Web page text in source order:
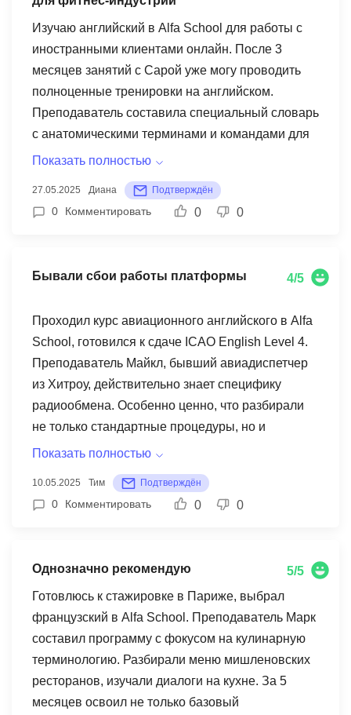
Жаль только, что не было возможности
практиковаться с носителями разных акцентов -
на реальном судне приходится общаться и с
филиппинцами, и с индусами.
Изучаю английский в Alfa School для работы с
иностранными клиентами онлайн. После 3
месяцев занятий с Сарой уже могу проводить
полноценные тренировки на английском.
Преподаватель составила специальный словарь
с анатомическими терминами и командами для
тренировок, даже помогла записать промо для
оказался модуль по проработке возражений и
работе с трудными клиентами на английском.
первую групповую тренировку для ребят из
специализированных материалов для фитнес-
индустрии - приходилось многое адаптировать
самостоятельно.
Показать полностью
27.05.2025 Диана Подтверждён
0 Комментировать 0 0
Бывали сбои работы платформы 4/5
Проходил курс авиационного английского в Alfa
School, готовился к сдаче ICAO English Level 4.
Преподаватель Майкл, бывший авиадиспетчер
из Хитроу, действительно знает специфику
радиообмена. Особенно ценно, что разбирали
не только стандартные процедуры, но и
нестандартные ситуации. Программа включала
экипажей и диспетчеров. Запомнился урок, где
мы разбирали случай экстренной посадки в
практические кейсы реально помогли прокачать
навык быстрого реагирования на английском.
Единственный минус - иногда подводила
стабильность соединения, а в нашей профессии
важна каждая секунда эфира.
Показать полностью
10.05.2025 Тим Подтверждён
0 Комментировать 0 0
Однозначно рекомендую
5/5
Готовлюсь к стажировке в Париже, выбрал
французский в Alfa School. Преподаватель Марк
составил программу с фокусом на кулинарную
терминологию. Разбирали меню мишленовских
ресторанов, изучали диалоги на кухне. За 5
месяцев освоил не только базовый